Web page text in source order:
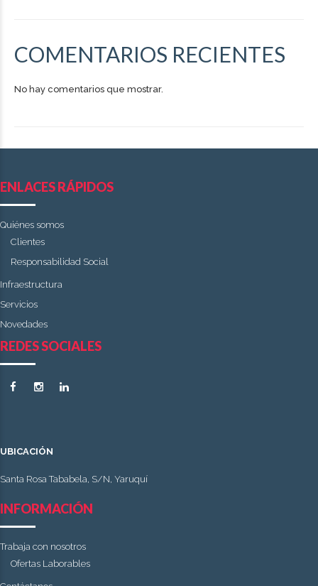
COMENTARIOS RECIENTES
No hay comentarios que mostrar.
ENLACES RÁPIDOS
Quiénes somos
Clientes
Responsabilidad Social
Infraestructura
Servicios
Novedades
REDES SOCIALES
UBICACIÓN
Santa Rosa Tababela, S/N, Yaruquí
INFORMACIÓN
Trabaja con nosotros
Ofertas Laborables